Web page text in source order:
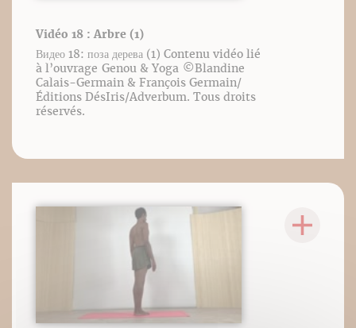
Vidéo 18 : Arbre (1)
Видео 18: поза дерева (1) Contenu vidéo lié
à l’ouvrage Genou & Yoga ©️Blandine
Calais-Germain & François Germain/
Éditions DésIris/Adverbum. Tous droits
réservés.